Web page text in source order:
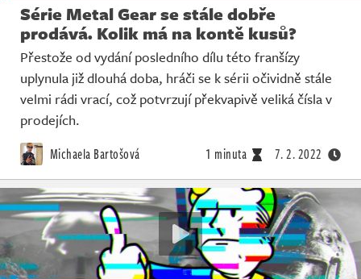
Série Metal Gear se stále dobře
prodává. Kolik má na kontě kusů?
Přestože od vydání posledního dílu této franšízy
uplynula již dlouhá doba, hráči se k sérii očividně stále
velmi rádi vrací, což potvrzují překvapivě veliká čísla v
prodejích.
Michaela Bartošová 1 minuta 7. 2. 2022